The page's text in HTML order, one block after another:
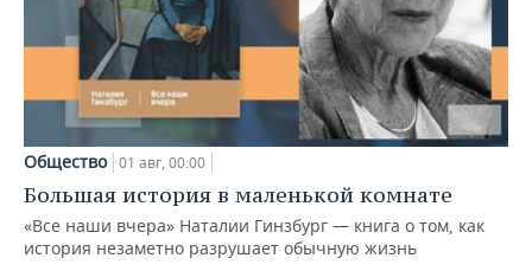
Общество 01 авг, 00:00
Большая история в маленькой комнате
«Все наши вчера» Наталии Гинзбург — книга о том, как
история незаметно разрушает обычную жизнь